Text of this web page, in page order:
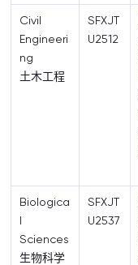
Civil
Engineeri
ng
土木工程
SFXJT
U2512
Biologica
l
Sciences
生物科学
SFXJT
U2537